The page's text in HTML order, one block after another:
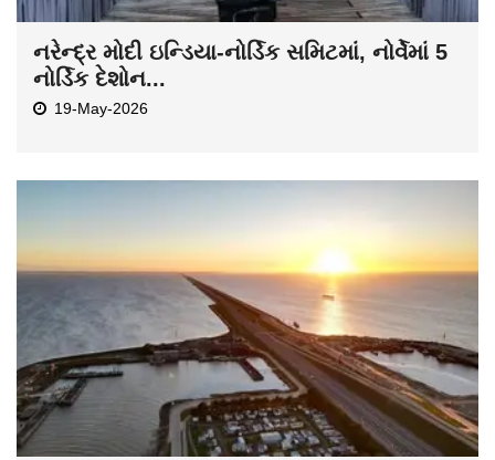
નરેન્દ્ર મોદી ઇન્ડિયા-નોર્ડિક સમિટમાં, નોર્વેમાં 5
નોર્ડિક દેશોન...
19-May-2026